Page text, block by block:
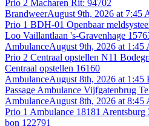
Prio 2 Macharen Rit: 94702
BrandweerAugust 9th, 2026 at 7:45
Prio 1 BDH-01 Openbaar
Loo Vaillantlaan 's-Gravenhage
AmbulanceAugust 9th, 2026 at 1:45
Prio 2 Centraal opstellen N11
Centraal opstellen 16160
AmbulanceAugust 8th, 2026 at 1:45
Passage Ambulance Vijfgatenbrug
AmbulanceAugust 8th, 2026 at 8:45
Prio 1 Ambulance 18181
bon 122791